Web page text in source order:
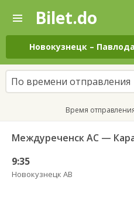
—
Поиск
и
покупка
билетов
на
автобус
онлайн
Bilet.do
Новокузнецк –
По времени отправления
Время
Междуреченск АС —
9:35
Новокузнецк АВ